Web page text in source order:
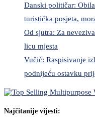
Danski političar:
turistička posjeta,
Od sjutra: Za
licu mjesta
Vučić: Raspisivanje
podnijeću ostavku
Najčitanije vijesti: